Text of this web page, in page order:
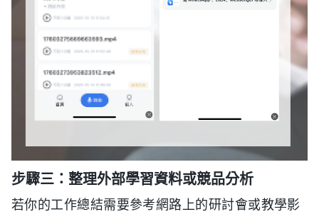
步驟三：整理外部學習資料或競品分析
若你的工作總結需要參考網路上的研討會或教學影